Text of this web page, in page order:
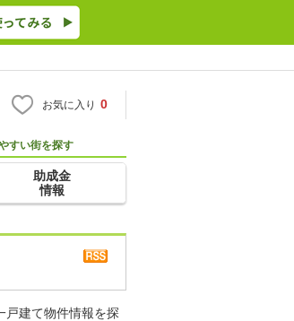
お気に入り 0
すい街を探す
助成金
情報
戸建て物件情報を探